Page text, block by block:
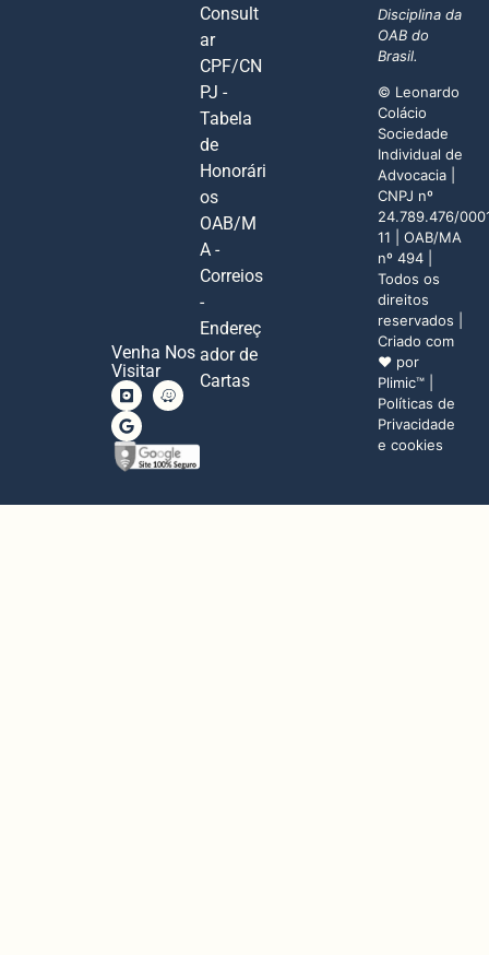
Venha Nos
Visitar
Consult
ar
CPF/CN
PJ -
Tabela
de
Honorári
os
OAB/M
A -
Correios
-
Endereç
ador de
Cartas
Disciplina da
OAB do
Brasil.
© Leonardo
Colácio
Sociedade
Individual de
Advocacia |
CNPJ nº
24.789.476/
11 | OAB/MA
nº 494 |
Todos os
direitos
reservados |
Criado com
♥ por
Plimic™ |
Políticas de
Privacidade
e cookies